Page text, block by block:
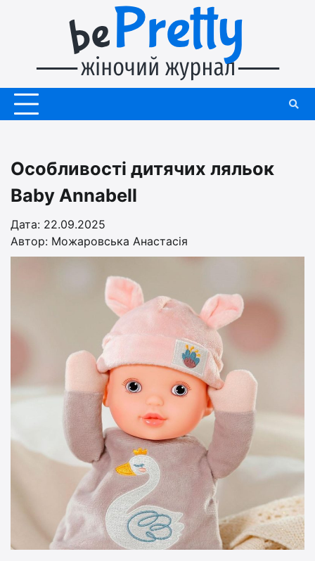
Особливості дитячих ляльок
Baby Annabell
Дата: 22.09.2025
Автор: Можаровська Анастасія